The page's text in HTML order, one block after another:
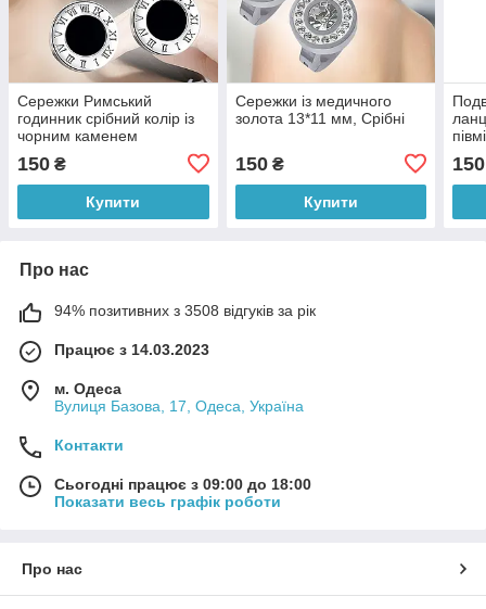
Сережки Римський
годинник срібний колір із
чорним каменем
150 ₴
Купити
Сережки із медичного
золота 13*11 мм, Срібні
150₴
Купити
150
Про нас
94% позитивних з 3508 відгуків за рік
Працює з 14.03.2023
м. Одеса
Вулиця Базова, 17, Одеса, Україна
Контакти
Сьогодні працює з 09:00 до 18:00
Показати весь графік роботи
Про нас